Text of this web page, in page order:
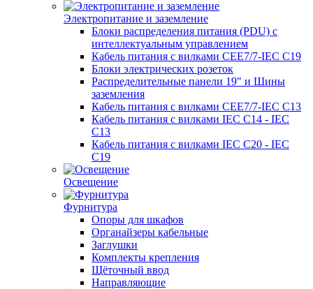
Электропитание и заземление
Блоки распределения питания (PDU) с
интеллектуальным управлением
Кабель питания с вилками CEE7/7-IEC C19
Блоки электрических розеток
Распределительные панели 19" и Шины
заземления
Кабель питания с вилками CEE7/7-IEC C13
Кабель питания с вилками IEC C14 - IEC
C13
Кабель питания с вилками IEC C20 - IEC
C19
Освещение
Фурнитура
Опоры для шкафов
Органайзеры кабельные
Заглушки
Комплекты крепления
Щёточный ввод
Направляющие